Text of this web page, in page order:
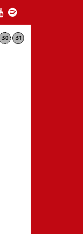
30 31